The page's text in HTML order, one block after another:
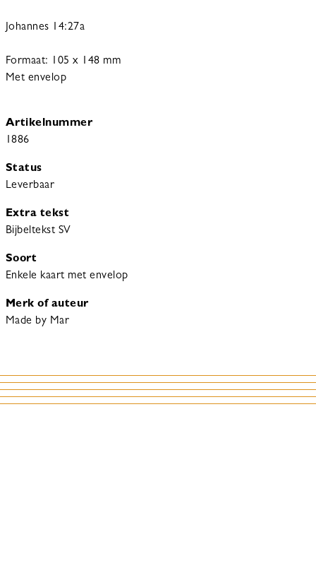
Johannes 14:27a
Formaat: 105 x 148 mm
Met envelop
Artikelnummer
1886
Status
Leverbaar
Extra tekst
Bijbeltekst SV
Soort
Enkele kaart met envelop
Merk of auteur
Made by Mar